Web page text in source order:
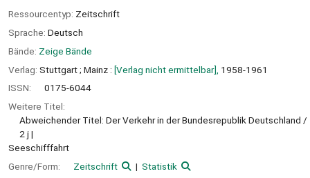
Ressourcentyp: Zeitschrift
Sprache: Deutsch
Bände: Zeige Bände
Verlag: Stuttgart ; Mainz : [Verlag nicht ermittelbar], 1958-1961
ISSN:
0175-6044
Weitere Titel:
Abweichender Titel: Der Verkehr in der Bundesrepublik Deutschland /
2 j
Seeschifffahrt
Genre/Form:
Zeitschrift
Statistik